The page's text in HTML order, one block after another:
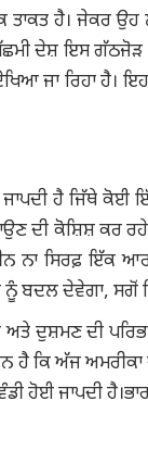
ਤਾਕਤ ਹੈ। ਜੇਕਰ
ਦੇਸ਼ ਇਸ ਗੱਠਜੋੜ
ਜਾ ਰਿਹਾ ਹੈ।
ਹੈ ਜਿੱਥੇ ਕੋਈ
ਦੀ ਕੋਸ਼ਿਸ਼ ਕਰ
ਨਾ ਸਿਰਫ਼ ਇੱਕ
ਨੂੰ ਬਦਲ ਦੇਵੇਗਾ, ਸਗੋਂ
ਦੁਸ਼ਮਣ ਦੀ
ਹੈ ਕਿ ਅੱਜ
ਹੋਈ ਜਾਪਦੀ